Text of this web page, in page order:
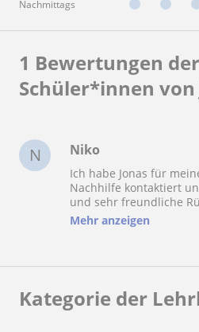
Nachmittags
1 Bewertungen der
Schüler*innen von
N Niko
Ich habe Jonas für
Nachhilfe kontaktiert
und sehr freundliche
war äußerst engagiert
Aufgaben klar,
Mehr anzeigen
Kategorie der